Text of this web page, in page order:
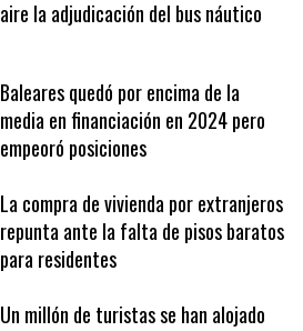
La presión de la patronal deja en el
Baleares quedó por encima de la
media en financiación en 2024 pero
empeoró posiciones
La compra de vivienda por extranjeros
repunta ante la falta de pisos baratos
para residentes